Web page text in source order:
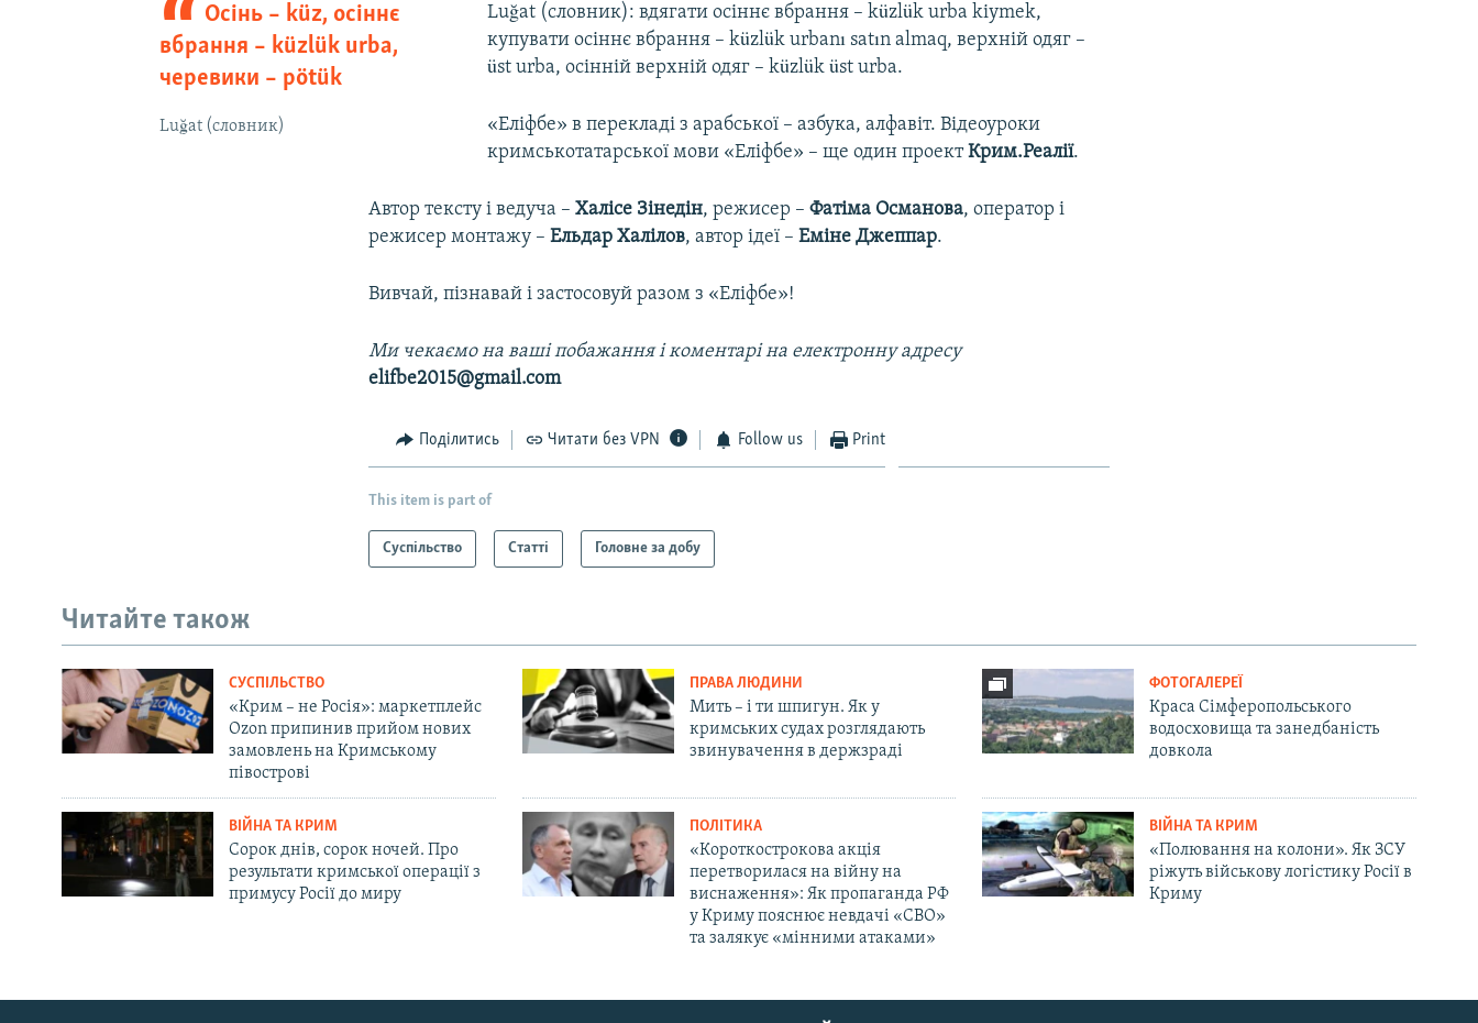
Русский
Осінь – küz, осіннє
вбрання – küzlük urba,
черевики – pötük
Luğat (словник)
Luğat (словник): вдягати осіннє вбрання – küzlük urba kiymek,
купувати осіннє вбрання – küzlük urbanı satın almaq, верхній одяг –
üst urba, осінній верхній одяг – küzlük üst urba.
«Еліфбе» в перекладі з арабської – азбука, алфавіт. Відеоуроки
кримськотатарської мови «Еліфбе» – ще один проектКрим.Реалії.
Автор тексту і ведуча –Халісе Зінедін, режисер –Фатіма Османова, оператор і
режисер монтажу –Ельдар Халілов, автор ідеї –Еміне Джеппар.
Вивчай, пізнавай і застосовуй разом з «Еліфбе»!
Ми чекаємо на ваші побажання і коментарі на електронну адресу
elifbe2015@gmail.com
Поділитись Читати без VPN Follow us Print
This item is part of
Суспільство Статті Головне за добу
Читайте також
СУСПІЛЬСТВО
«Крим – не Росія»: маркетплейс
Ozon припинив прийом нових
замовлень на Кримському
півострові
ПРАВА ЛЮДИНИ
Мить – і ти шпигун. Як у
кримських судах розглядають
звинувачення в держзраді
ФОТОГАЛЕРЕЇ
Краса Сімферопольського
водосховища та занедбаність
довкола
ВІЙНА ТА КРИМ
Сорок днів, сорок ночей. Про
результати кримської операції з
примусу Росії до миру
ПОЛІТИКА
«Короткострокова акція
перетворилася на війну на
виснаження»: Як пропаганда РФ
у Криму пояснює невдачі «СВО»
та залякує «мінними атаками»
ВІЙНА ТА КРИМ
«Полювання на колони». Як ЗСУ
ріжуть військову логістику Росії в
Криму